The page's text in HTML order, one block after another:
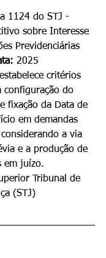
1124 do STJ -
sobre Interesse
Previdenciárias
2025
critérios
configuração do
fixação da Data de
em demandas
a via
e a produção de
em juízo.
Tribunal de
(STJ)